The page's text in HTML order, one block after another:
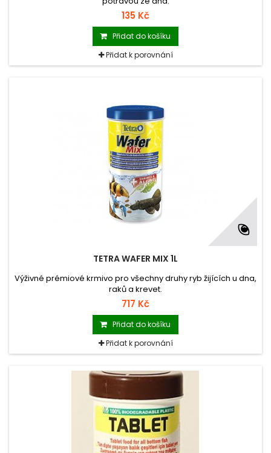
135 Kč
Přidat do košíku
Přidat k porovnání
TETRA WAFER MIX 1L
Výživné prémiové krmivo pro všechny druhy ryb žijících u dna,
raků a krevet.
717 Kč
Přidat do košíku
Přidat k porovnání